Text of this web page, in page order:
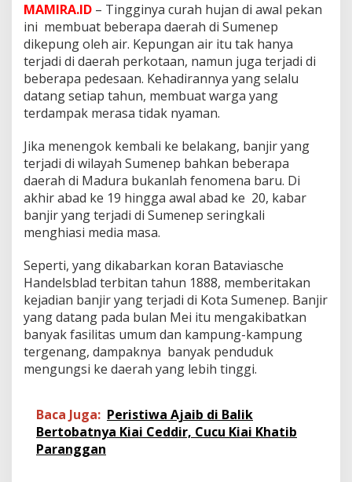
n
e
H
a
m
p
r
e
n
g
g
e
l
a
d
A
w
a
l
A
a
0
MAMIRA.ID – Tingginya curah hujan di awal pekan
ini membuat beberapa daerah di Sumenep
dikepung oleh air. Kepungan air itu tak hanya
terjadi di daerah perkotaan, namun juga terjadi di
beberapa pedesaan. Kehadirannya yang selalu
datang setiap tahun, membuat warga yang
terdampak merasa tidak nyaman.
Jika menengok kembali ke belakang, banjir yang
terjadi di wilayah Sumenep bahkan beberapa
daerah di Madura bukanlah fenomena baru. Di
akhir abad ke 19 hingga awal abad ke 20, kabar
banjir yang terjadi di Sumenep seringkali
menghiasi media masa.
Seperti, yang dikabarkan koran Bataviasche
Handelsblad terbitan tahun 1888, memberitakan
kejadian banjir yang terjadi di Kota Sumenep. Banjir
yang datang pada bulan Mei itu mengakibatkan
banyak fasilitas umum dan kampung-kampung
tergenang, dampaknya banyak penduduk
mengungsi ke daerah yang lebih tinggi.
Baca Juga: Peristiwa Ajaib di Balik
Bertobatnya Kiai Ceddir, Cucu Kiai Khatib
Paranggan